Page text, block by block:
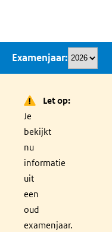
naar
inhoud
Examenjaar
Let op:
Je
bekijkt
nu
informatie
uit
een
oud
examenjaar.